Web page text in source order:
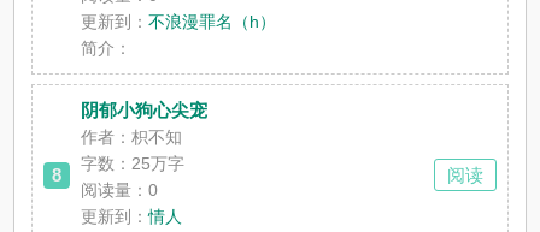
更新到：不浪漫罪名（h）
简介：
8
阴郁小狗心尖宠
作者：枳不知
字数：25万字
阅读量：0
更新到：情人
阅读